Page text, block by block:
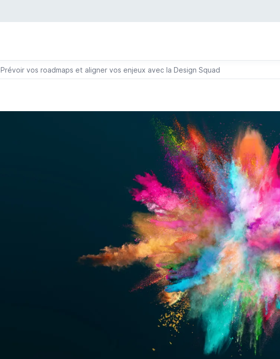
Prévoir vos roadmaps et aligner vos enjeux avec la Design Squad